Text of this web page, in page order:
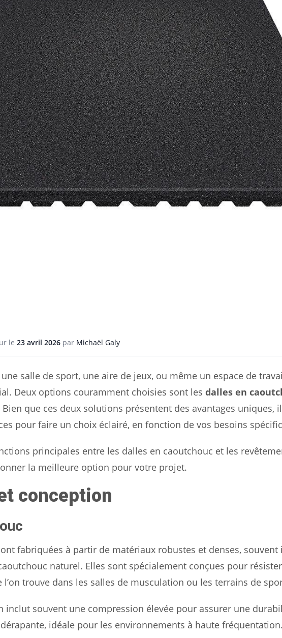
le 23 avril 2026 par Michaël Galy
une salle de sport, une aire de jeux, ou même un espace de
Deux options couramment choisies sont les dalles en
Bien que ces deux solutions présentent des avantages uniques,
pour faire un choix éclairé, en fonction de vos besoins
principales entre les dalles en caoutchouc et les
la meilleure option pour votre projet.
conception
fabriquées à partir de matériaux robustes et denses, souvent
naturel. Elles sont spécialement conçues pour
trouve dans les salles de musculation ou les terrains de
inclut souvent une compression élevée pour assurer une
idéale pour les environnements à haute fréquentation.